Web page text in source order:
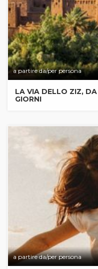
a partire da/per persona
LA VIA DELLO ZIZ,
GIORNI
a partire da/per persona